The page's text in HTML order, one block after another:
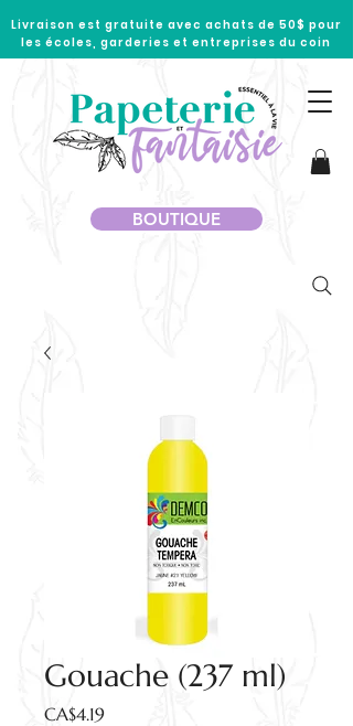
Livraison est gratuite avec achats de 50$ pour
les écoles, garderies et entreprises du coin
BOUTIQUE
Gouache (237 ml)
CA$4.19Price